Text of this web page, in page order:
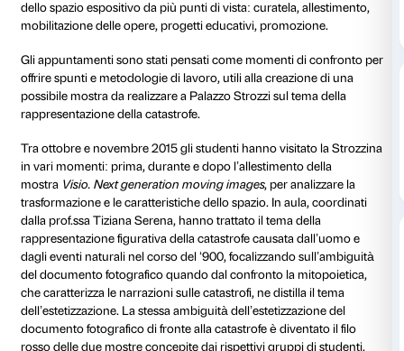
Come nasce una mostra? Chi sono le persone
sviluppo di un progetto espositivo? Qual è il ruolo
un registrar e di un dipartimento educazione?
Dalla collaborazione tra il dipartimento educazione
di Firenze è nato il progettoSpazio specifico. Il
agli studenti universitari – integrato nel corso di
fotografia – nasce come occasione per elaborare
fotografica per gli spazi della Strozzina. Attraverso
con le figure professionali che lavorano all’interno di
gli studenti hanno potuto analizzare le
dello spazio espositivo da più punti di vista: curatela,
mobilitazione delle opere, progetti educativi,